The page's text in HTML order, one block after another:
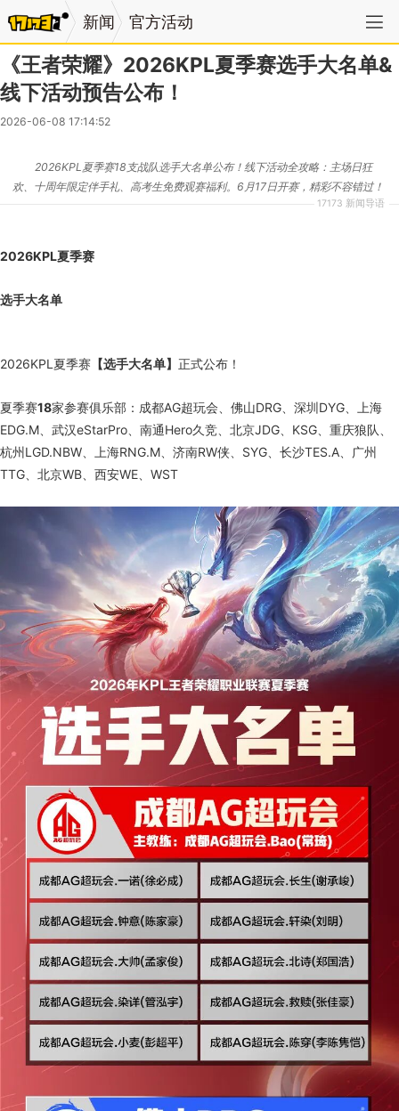
新闻 官方活动
《王者荣耀》2026KPL夏季赛选手大名单&
线下活动预告公布！
2026-06-08 17:14:52
17173 新闻导语
2026KPL夏季赛18支战队选手大名单公布！线下活动全攻略：主场日狂
欢、十周年限定伴手礼、高考生免费观赛福利。6月17日开赛，精彩不容错过！
2026KPL夏季赛
选手大名单
2026KPL夏季赛 【选手大名单】 正式公布！
夏季赛18家参赛俱乐部：成都AG超玩会、佛山DRG、深圳DYG、上海
EDG.M、武汉eStarPro、南通Hero久竞、北京JDG、KSG、重庆狼队、
杭州LGD.NBW、上海RNG.M、济南RW侠、SYG、长沙TES.A、广州
TTG、北京WB、西安WE、WST